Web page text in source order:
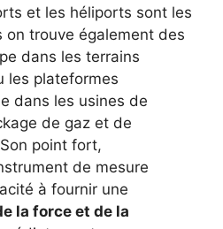
et les héliports sont les
on trouve également des
dans les terrains
les plateformes
dans les usines de
de gaz et de
point fort,
de mesure
à fournir une
la force et de la